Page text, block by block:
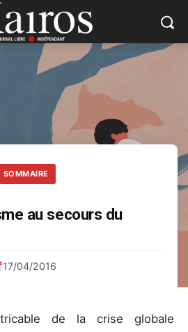
SOMMAIRE
au secours du
17/04/2016
de la crise globale